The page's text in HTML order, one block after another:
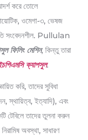
করে তোলে
ওমেগা-৩, ভেষজ
সংবেদনশীল. Pullulan
ফিলিং মেশিন, কিন্তু তারা
ক্যাপসুল.
করি, তাদের সুবিধা
স্থায়িত্ব, ইত্যাদি), এবং
টেবিলে তাদের তুলনা করুন
অবস্থা, সাধারণ